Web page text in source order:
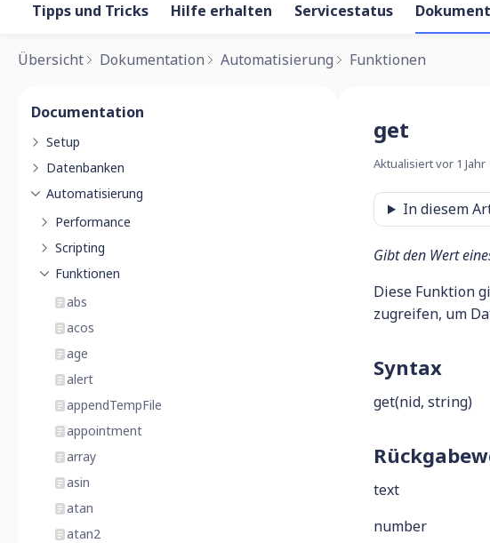
Tipps und Tricks Hilfe erhalten Servicestatus
Übersicht Dokumentation Automatisierung Funktionen
Documentation
Setup
Datenbanken
Automatisierung
Performance
Scripting
Funktionen
abs
acos
age
alert
appendTempFile
appointment
array
asin
atan
atan2
get
Aktualisiertvor 1 Jahr
In diesem
Gibt den Wert
Diese Funktion
zugreifen, um
Syntax
get(nid, string)
text
number